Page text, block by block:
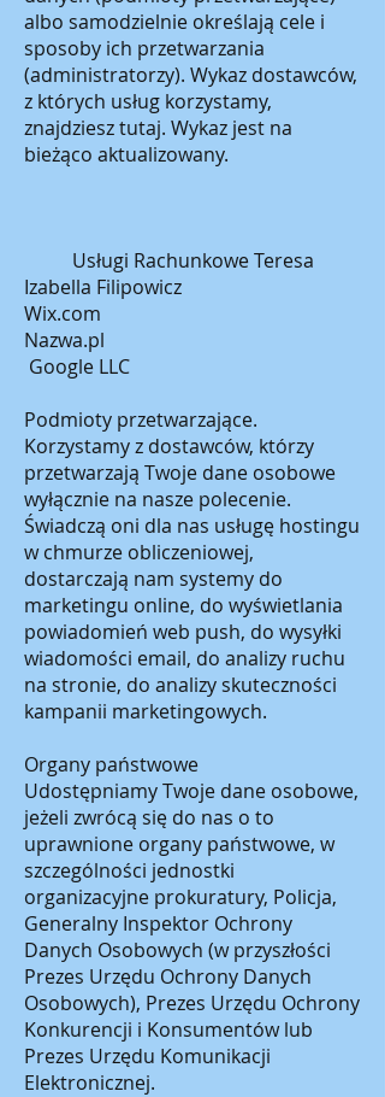
albo samodzielnie określają cele i
sposoby ich przetwarzania
(administratorzy). Wykaz dostawców,
z których usług korzystamy,
znajdziesz tutaj. Wykaz jest na
bieżąco aktualizowany.
Usługi Rachunkowe Teresa
Izabella Filipowicz
Wix.com
Nazwa.pl
Google LLC
Podmioty przetwarzające.
Korzystamy z dostawców, którzy
przetwarzają Twoje dane osobowe
wyłącznie na nasze polecenie.
Świadczą oni dla nas usługę hostingu
w chmurze obliczeniowej,
dostarczają nam systemy do
marketingu online, do wyświetlania
powiadomień web push, do wysyłki
wiadomości email, do analizy ruchu
na stronie, do analizy skuteczności
kampanii marketingowych.
Organy państwowe
Udostępniamy Twoje dane osobowe,
jeżeli zwrócą się do nas o to
uprawnione organy państwowe, w
szczególności jednostki
organizacyjne prokuratury, Policja,
Generalny Inspektor Ochrony
Danych Osobowych (w przyszłości
Prezes Urzędu Ochrony Danych
Osobowych), Prezes Urzędu Ochrony
Konkurencji i Konsumentów lub
Prezes Urzędu Komunikacji
Elektronicznej.